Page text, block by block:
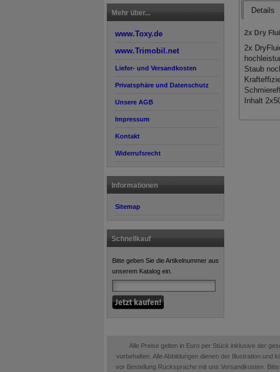
Mehr über...
www.Toxy.de
www.Trimobil.net
Liefer- und Versandkosten
Privatsphäre und Datenschutz
Unsere AGB
Impressum
Kontakt
Widerrufsrecht
Informationen
Sitemap
Schnellkauf
Bitte geben Sie die Artikelnummer aus
unserem Katalog ein.
Details
2x Dry
2x
Staub
Inhalt
Alle Preise gelten in Euro per Stück inklusive der
vorbehalten. Alle Abbildungen dienen der Illustration und
vor Bestellung Rücksprache mit uns.Versandkosten.